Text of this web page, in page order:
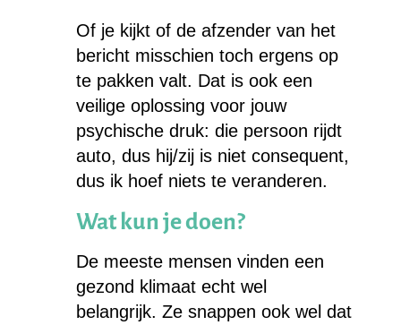
Of je kijkt of de afzender van het
bericht misschien toch ergens op
te pakken valt. Dat is ook een
veilige oplossing voor jouw
psychische druk: die persoon rijdt
auto, dus hij/zij is niet consequent,
dus ik hoef niets te veranderen.
Wat kun je doen?
De meeste mensen vinden een
gezond klimaat echt wel
belangrijk. Ze snappen ook wel dat